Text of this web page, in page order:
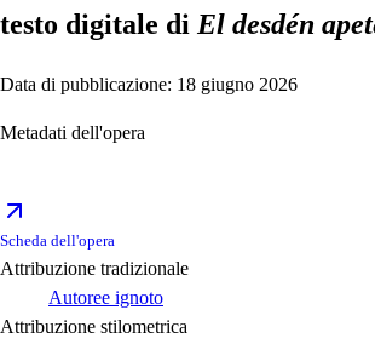
testo digitale di El desdén
Data di pubblicazione: 18 giugno 2026
Metadati dell'opera
Scheda dell'opera
Attribuzione tradizionale
Autoree ignoto
Attribuzione stilometrica